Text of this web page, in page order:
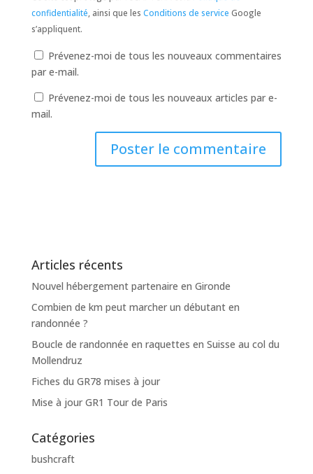
confidentialité , ainsi que les Conditions de service Google
s’appliquent.
Prévenez-moi de tous les nouveaux commentaires
par e-mail.
Prévenez-moi de tous les nouveaux articles par e-
mail.
Articles récents
Nouvel hébergement partenaire en Gironde
Combien de km peut marcher un débutant en
randonnée ?
Boucle de randonnée en raquettes en Suisse au col du
Mollendruz
Fiches du GR78 mises à jour
Mise à jour GR1 Tour de Paris
Catégories
bushcraft